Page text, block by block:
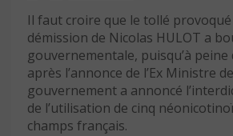
Il faut croire que le tollé
démission de Nicolas HULOT a
gouvernementale, puisqu’à
après l’annonce de l’Ex Ministre
gouvernement a annoncé
de l’utilisation de cinq
champs français.